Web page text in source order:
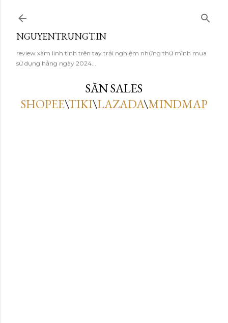
NGUYENTRUNGT.IN
review xàm linh tinh trên tay trải nghiệm những thứ mình mua
sử dụng hằng ngày 2024...
SĂN SALES
SHOPEE\TIKI\LAZADA\MINDMAP